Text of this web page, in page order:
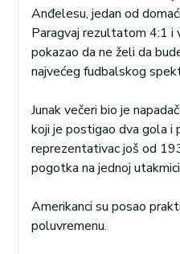
Anđelesu, jedan od
Paragvaj rezultatom 4:1 i
pokazao da ne želi da
najvećeg fudbalskog
Junak večeri bio je
koji je postigao dva gola i
reprezentativac još od
pogotka na jednoj
Amerikanci su posao
poluvremenu.